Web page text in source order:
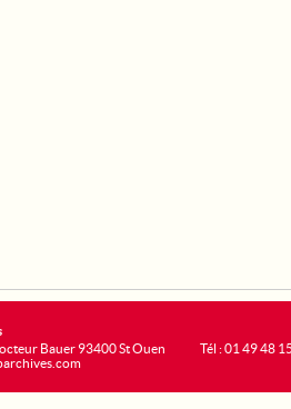
Bauer 93400 St Ouen
Tél : 01 49 48